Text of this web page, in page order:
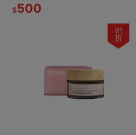
$500
91
折